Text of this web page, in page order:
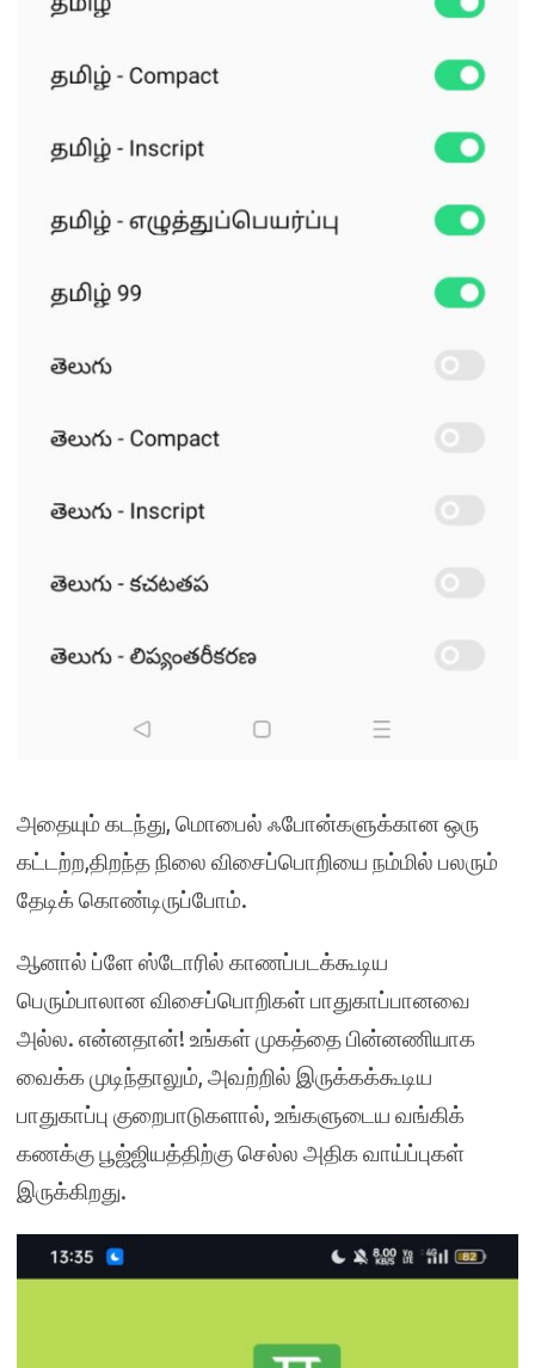
அதையும் கடந்து, மொபைல் ஃபோன்களுக்கான ஒரு
கட்டற்ற,திறந்த நிலை விசைப்பொறியை நம்மில் பலரும்
தேடிக் கொண்டிருப்போம்.
ஆனால் ப்ளே ஸ்டோரில் காணப்படக்கூடிய
பெரும்பாலான விசைப்பொறிகள் பாதுகாப்பானவை
அல்ல. என்னதான்! உங்கள் முகத்தை பின்னணியாக
வைக்க முடிந்தாலும், அவற்றில் இருக்கக்கூடிய
பாதுகாப்பு குறைபாடுகளால், உங்களுடைய வங்கிக்
கணக்கு பூஜ்ஜியத்திற்கு செல்ல அதிக வாய்ப்புகள்
இருக்கிறது.